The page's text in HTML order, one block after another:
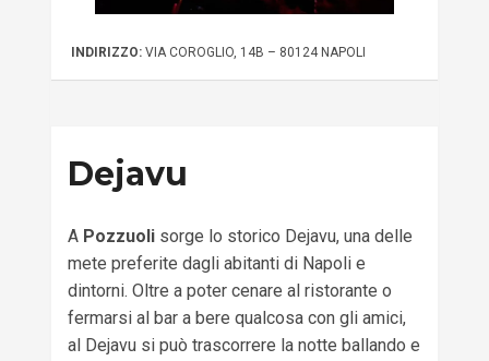
INDIRIZZO:VIA COROGLIO, 14B – 80124 NAPOLI
Dejavu
A Pozzuolisorge lo storico Dejavu, una delle
mete preferite dagli abitanti di Napoli e
dintorni. Oltre a poter cenare al ristorante o
fermarsi al bar a bere qualcosa con gli amici,
al Dejavu si può trascorrere la notte ballando e